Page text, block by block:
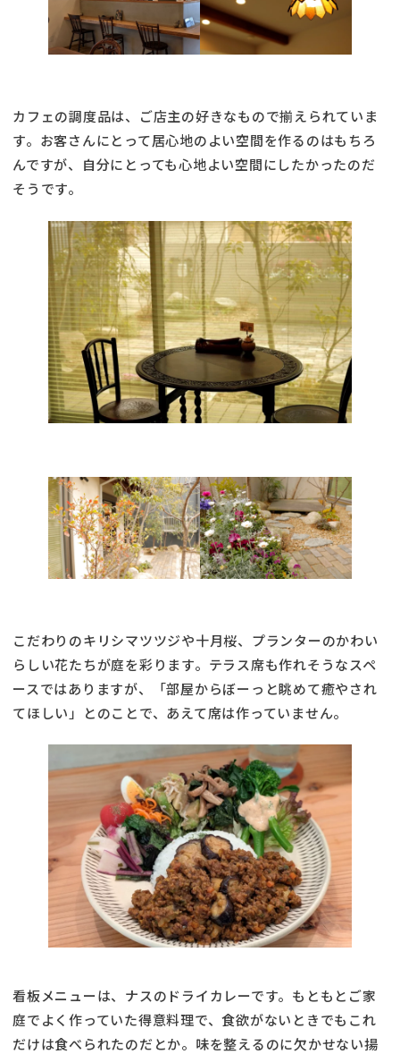
カフェの調度品は、ご店主の好きなもので揃えられていま
す。お客さんにとって居心地のよい空間を作るのはもちろ
んですが、自分にとっても心地よい空間にしたかったのだ
そうです。
こだわりのキリシマツツジや十月桜、プランターのかわい
らしい花たちが庭を彩ります。テラス席も作れそうなスペ
ースではありますが、「部屋からぼーっと眺めて癒やされ
てほしい」とのことで、あえて席は作っていません。
看板メニューは、ナスのドライカレーです。もともとご家
庭でよく作っていた得意料理で、食欲がないときでもこれ
だけは食べられたのだとか。味を整えるのに欠かせない揚